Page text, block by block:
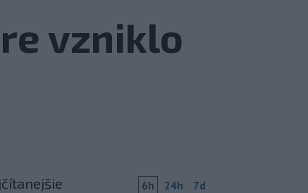
vzniklo
6h 24h 7d